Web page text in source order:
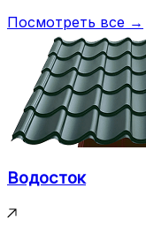
Посмотреть все →
Водосток